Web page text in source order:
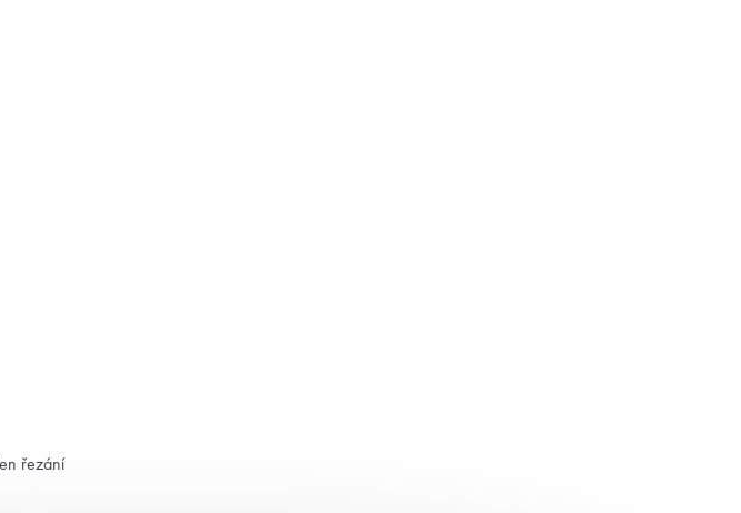
řezání